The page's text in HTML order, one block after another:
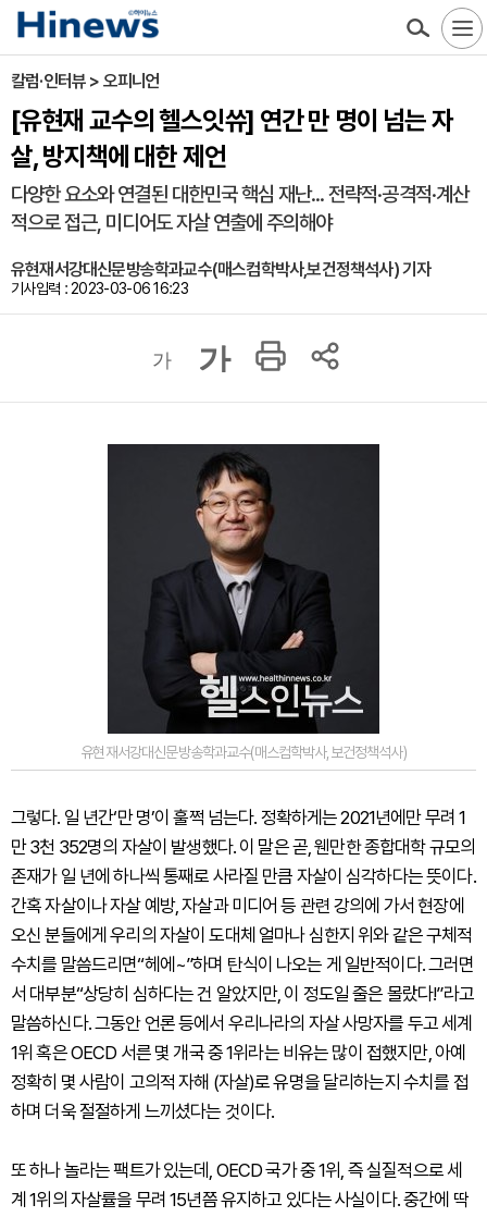
칼럼·인터뷰 > 오피니언
[유현재 교수의 헬스잇쓔] 연간 만 명이 넘는 자
살, 방지책에 대한 제언
다양한 요소와 연결된 대한민국 핵심 재난... 전략적·공격적·계산
적으로 접근, 미디어도 자살 연출에 주의해야
유현재서강대신문방송학과교수(매스컴학박사,보건정책석사) 기자
기사입력 : 2023-03-06 16:23
가 가
유현재서강대신문방송학과교수(매스컴학박사,보건정책석사)
그렇다. 일 년간‘만 명’이 훌쩍 넘는다. 정확하게는 2021년에만 무려 1
만 3천 352명의 자살이 발생했다. 이 말은 곧, 웬만한 종합대학 규모의
존재가 일 년에 하나씩 통째로 사라질 만큼 자살이 심각하다는 뜻이다.
간혹 자살이나 자살 예방, 자살과 미디어 등 관련 강의에 가서 현장에
오신 분들에게 우리의 자살이 도대체 얼마나 심한지 위와 같은 구체적
수치를 말씀드리면“헤에~”하며 탄식이 나오는 게 일반적이다. 그러면
서 대부분“상당히 심하다는 건 알았지만, 이 정도일 줄은 몰랐다!”라고
말씀하신다. 그동안 언론 등에서 우리나라의 자살 사망자를 두고 세계
1위 혹은 OECD 서른 몇 개국 중 1위라는 비유는 많이 접했지만, 아예
정확히 몇 사람이 고의적 자해 (자살)로 유명을 달리하는지 수치를 접
하며 더욱 절절하게 느끼셨다는 것이다.
또 하나 놀라는 팩트가 있는데, OECD 국가 중 1위, 즉 실질적으로 세
계 1위의 자살률을 무려 15년쯤 유지하고 있다는 사실이다. 중간에 딱